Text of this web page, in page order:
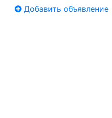
Добавить объявление